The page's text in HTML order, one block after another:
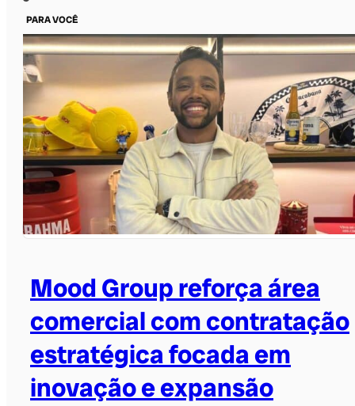
PARA VOCÊ
Mood Group reforça área
comercial com contratação
estratégica focada em
inovação e expansão